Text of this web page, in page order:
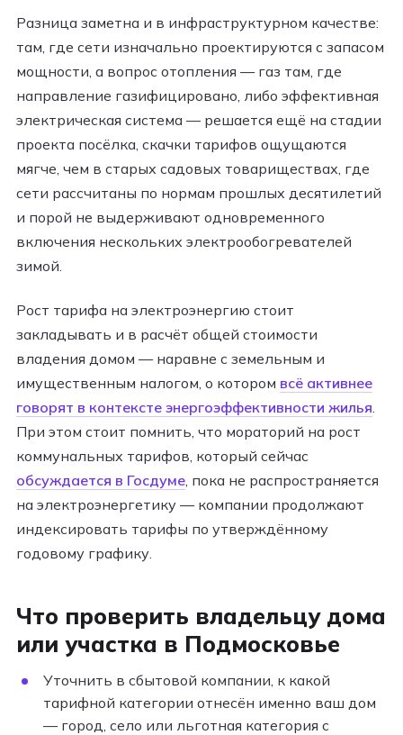
Разница заметна и в инфраструктурном качестве:
там, где сети изначально проектируются с запасом
мощности, а вопрос отопления — газ там, где
направление газифицировано, либо эффективная
электрическая система — решается ещё на стадии
проекта посёлка, скачки тарифов ощущаются
мягче, чем в старых садовых товариществах, где
сети рассчитаны по нормам прошлых десятилетий
и порой не выдерживают одновременного
включения нескольких электрообогревателей
зимой.
Рост тарифа на электроэнергию стоит
закладывать и в расчёт общей стоимости
владения домом — наравне с земельным и
имущественным налогом, о котором всё активнее
говорят в контексте энергоэффективности жилья
При этом стоит помнить, что мораторий на рост
коммунальных тарифов, который сейчас
обсуждается в Госдуме , пока не распространяется
на электроэнергетику — компании продолжают
индексировать тарифы по утверждённому
годовому графику.
Что проверить владельцу дома
или участка в Подмосковье
Уточнить в сбытовой компании, к какой
тарифной категории отнесён именно ваш дом
— город, село или льготная категория с